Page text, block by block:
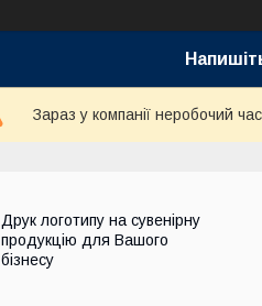
Зараз у компанії неробочий
Друк логотипу на сувенірну
продукцію для Вашого
бізнесу